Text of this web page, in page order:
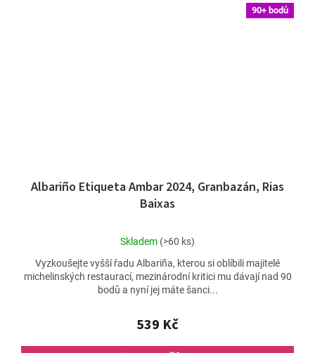
90+ bodů
Albariño Etiqueta Ambar 2024, Granbazán, Rias
Baixas
Průměrné
produktu
je
5,0
5
hvězdiček.
Skladem (>60 ks)
539 Kč
Vyzkoušejte vyšší řadu Albariña, kterou si oblíbili majitelé
michelinských restaurací, mezinárodní kritici mu dávají nad 90
bodů a nyní jej máte šanci...